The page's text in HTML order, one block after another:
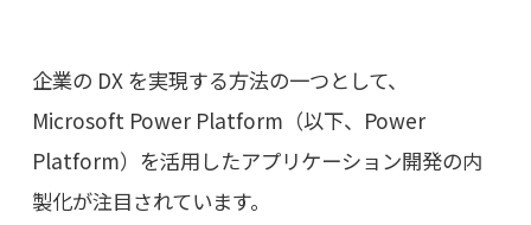
企業の DX を実現する方法の一つとして、
Microsoft Power Platform（以下、Power
Platform）を活用したアプリケーション開発の内
製化が注目されています。